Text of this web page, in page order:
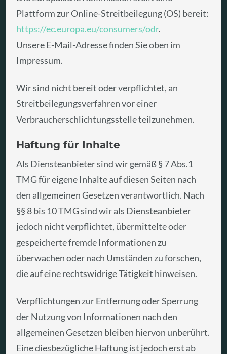
Plattform zur Online-Streitbeilegung (OS) bereit:
https://ec.europa.eu/consumers/odr.
Unsere E-Mail-Adresse finden Sie oben im
Impressum.
Wir sind nicht bereit oder verpflichtet, an
Streitbeilegungsverfahren vor einer
Verbraucherschlichtungsstelle teilzunehmen.
Haftung für Inhalte
Als Diensteanbieter sind wir gemäß § 7 Abs.1
TMG für eigene Inhalte auf diesen Seiten nach
den allgemeinen Gesetzen verantwortlich. Nach
§§ 8 bis 10 TMG sind wir als Diensteanbieter
jedoch nicht verpflichtet, übermittelte oder
gespeicherte fremde Informationen zu
überwachen oder nach Umständen zu forschen,
die auf eine rechtswidrige Tätigkeit hinweisen.
Verpflichtungen zur Entfernung oder Sperrung
der Nutzung von Informationen nach den
allgemeinen Gesetzen bleiben hiervon unberührt.
Eine diesbezügliche Haftung ist jedoch erst ab